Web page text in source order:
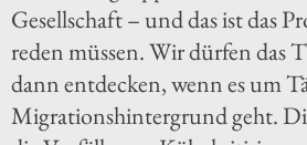
Gesellschaft – und das ist das
reden müssen. Wir dürfen das
dann entdecken, wenn es um
Migrationshintergrund geht.